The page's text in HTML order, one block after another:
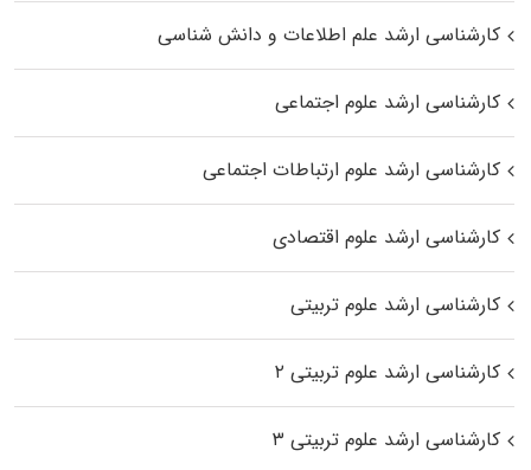
کارشناسی ارشد علم اطلاعات و دانش شناسی
کارشناسی ارشد علوم اجتماعی
کارشناسی ارشد علوم ارتباطات اجتماعی
کارشناسی ارشد علوم اقتصادی
کارشناسی ارشد علوم تربیتی
کارشناسی ارشد علوم تربیتی ۲
کارشناسی ارشد علوم تربیتی ۳